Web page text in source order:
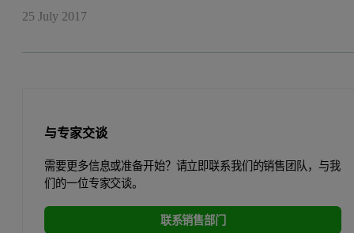
25 July 2017
与专家交谈
需要更多信息或准备开始？请立即联系我们的销售团队，与我
们的一位专家交谈。
联系销售部门